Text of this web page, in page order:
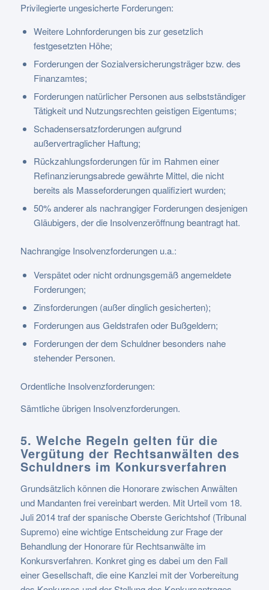
Privilegierte ungesicherte Forderungen:
Weitere Lohnforderungen bis zur gesetzlich
festgesetzten Höhe;
Forderungen der Sozialversicherungsträger bzw. des
Finanzamtes;
Forderungen natürlicher Personen aus selbstständiger
Tätigkeit und Nutzungsrechten geistigen Eigentums;
Schadensersatzforderungen aufgrund
außervertraglicher Haftung;
Rückzahlungsforderungen für im Rahmen einer
Refinanzierungsabrede gewährte Mittel, die nicht
bereits als Masseforderungen qualifiziert wurden;
50% anderer als nachrangiger Forderungen desjenigen
Gläubigers, der die Insolvenzeröffnung beantragt hat.
Nachrangige Insolvenzforderungen u.a.:
Verspätet oder nicht ordnungsgemäß angemeldete
Forderungen;
Zinsforderungen (außer dinglich gesicherten);
Forderungen aus Geldstrafen oder Bußgeldern;
Forderungen der dem Schuldner besonders nahe
stehender Personen.
Ordentliche Insolvenzforderungen:
Sämtliche übrigen Insolvenzforderungen.
5. Welche Regeln gelten für die
Vergütung der Rechtsanwälten des
Schuldners im Konkursverfahren
Grundsätzlich können die Honorare zwischen Anwälten
und Mandanten frei vereinbart werden. Mit Urteil vom 18.
Juli 2014 traf der spanische Oberste Gerichtshof (Tribunal
Supremo) eine wichtige Entscheidung zur Frage der
Behandlung der Honorare für Rechtsanwälte im
Konkursverfahren. Konkret ging es dabei um den Fall
einer Gesellschaft, die eine Kanzlei mit der Vorbereitung